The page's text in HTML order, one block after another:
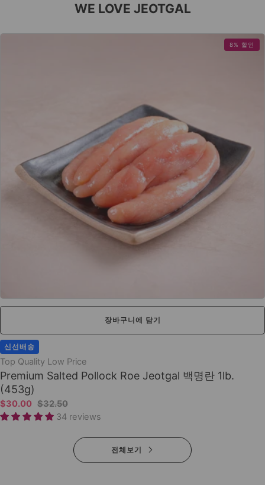
WE LOVE JEOTGAL
8% 할인
장바구니에 담기
신선배송
Top Quality Low Price
Premium Salted Pollock Roe Jeotgal 백명란 1lb.
(453g)
$30.00 $32.50
34 reviews
전체보기